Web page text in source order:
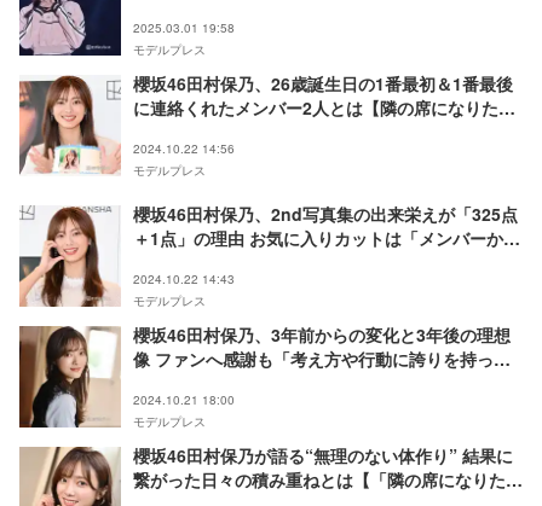
2025.03.01 19:58
モデルプレス
櫻坂46田村保乃、26歳誕生日の1番最初＆1番最後
に連絡くれたメンバー2人とは【隣の席になりた
2024.10.22 14:56
モデルプレス
櫻坂46田村保乃、2nd写真集の出来栄えが「325点
＋1点」の理由 お気に入りカットは「メンバーから
2024.10.22 14:43
モデルプレス
櫻坂46田村保乃、3年前からの変化と3年後の理想
像 ファンへ感謝も「考え方や行動に誇りを持って
2024.10.21 18:00
モデルプレス
櫻坂46田村保乃が語る“無理のない体作り” 結果に
繋がった日々の積み重ねとは【「隣の席になりた